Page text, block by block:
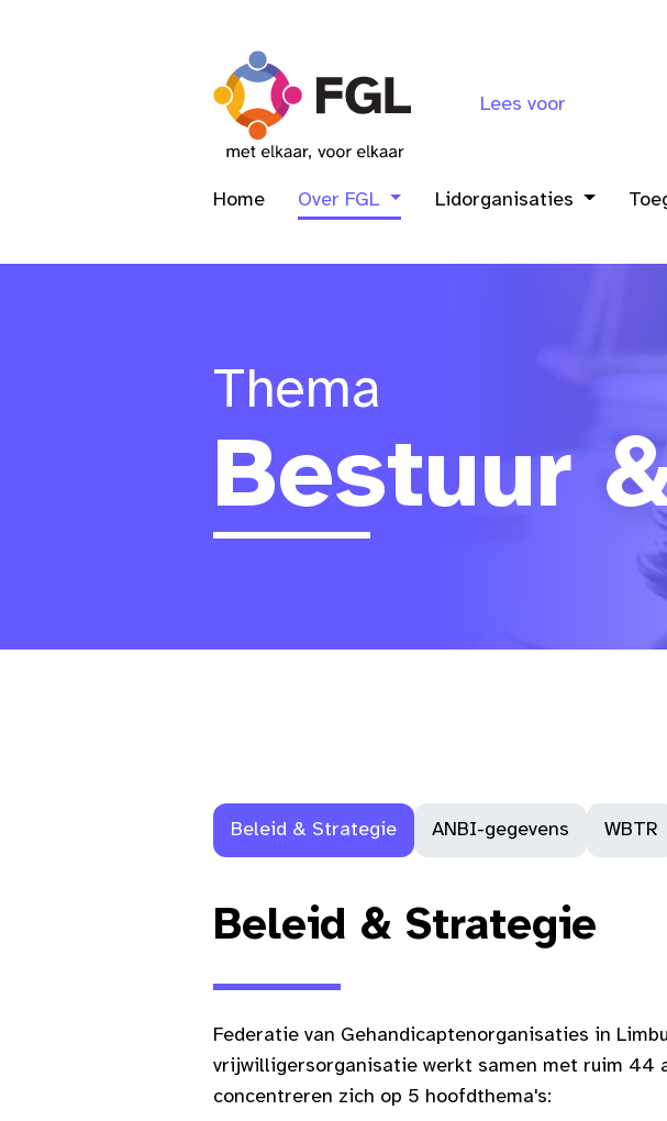
Lees voor
Home Over FGL Lidorganisaties
Thema
Bestuur
Beleid & Strategie ANBI-gegevens WBTR
Beleid & Strategie
Federatie van Gehandicaptenorganisaties in
vrijwilligersorganisatie werkt samen met ruim 44
concentreren zich op 5 hoofdthema's: